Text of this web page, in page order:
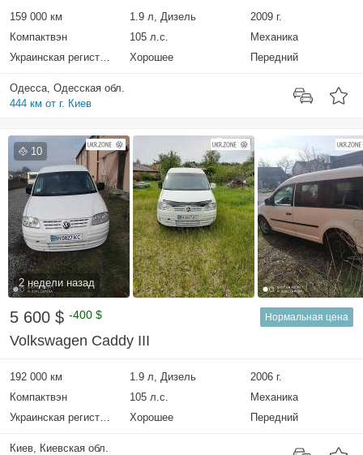
159 000 км 1.9 л, Дизель
2009 г.
Компактвэн
105 л.с.
Механика
Украинская регистрация
Хорошее Передний
Одесса, Одесская обл.
444 км от г. Киев
10
2 недели назад
5 600 $ -400 $ Нормальная цена
Volkswagen Caddy III
192 000 км 1.9 л, Дизель
2006 г.
Компактвэн
105 л.с.
Механика
Украинская регистрация
Хорошее Передний
Киев, Киевская обл.